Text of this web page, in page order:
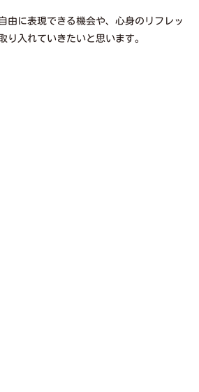
由に表現できる機会や、心身のリフレッ
り入れていきたいと思います。